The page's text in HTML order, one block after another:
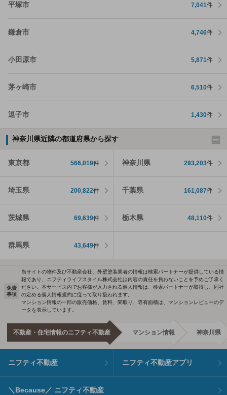
平塚市 7,041件
鎌倉市 4,746件
小田原市 5,871件
茅ヶ崎市 6,510件
逗子市 1,430件
神奈川県近隣の都道府県から探す
東京都 566,019件 神奈川県 293,203件
埼玉県 200,822件 千葉県 161,087件
茨城県 69,639件 栃木県 48,110件
群馬県 43,649件
免責
事項
当サイトの物件及び不動産会社、外壁塗装業者の情報は検索パートナーが提供している情
報であり、ニフティライフスタイル株式会社は内容の責任を負わないことを予めご了承く
ださい。本サービス内でお客様が入力される個人情報は、検索パートナーが取得し、同社
の定める個人情報規約に従って取り扱われます。
マンション情報の一部の販売価格、賃料、間取り、専有面積は、マンションレビューのデ
ータを表示しています。
不動産・住宅情報のニフティ不動産 マンション情報 神奈川県
ニフティ不動産 ニフティ不動産アプリ
＼Because／ ニフティ不動産